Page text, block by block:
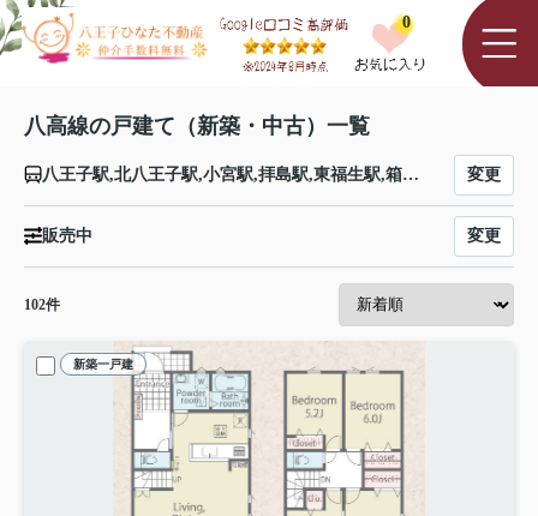
0
八高線の戸建て（新築・中古）一覧
八王子駅,北八王子駅,小宮駅,拝島駅,東福生駅,箱根ケ崎駅,金子駅,東飯能駅,高麗川駅,毛呂駅,越生駅,明覚駅,小川町駅,竹沢駅,折原駅,寄居駅,用土駅,松久駅,児玉駅,丹荘駅,群馬藤岡駅,北藤岡駅,倉賀野駅,高崎駅 変更
販売中 変更
102件
新築一戸建